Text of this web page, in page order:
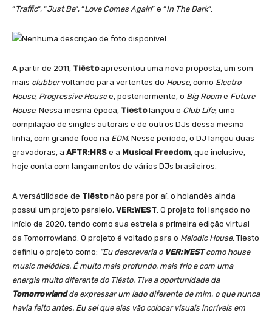
“Traffic“, “Just Be“, “Love Comes Again” e “In The Dark“.
A partir de 2011, Tiëstoapresentou uma nova proposta, um som
mais clubbervoltando para vertentes do House, como Electro
House, Progressive Housee, posteriormente, o Big Room e Future
House. Nessa mesma época, Tiestolançou o Club Life, uma
compilação de singles autorais e de outros DJs dessa mesma
linha, com grande foco na EDM. Nesse período, o DJ lançou duas
gravadoras, a AFTR:HRS e a Musical Freedom, que inclusive,
hoje conta com lançamentos de vários DJs brasileiros.
A versátilidade de Tiëstonão para por aí, o holandês ainda
possui um projeto paralelo, VER:WEST . O projeto foi lançado no
início de 2020, tendo como sua estreia a primeira edição virtual
da Tomorrowland. O projeto é voltado para o Melodic House. Tiesto
definiu o projeto como: “Eu descreveria o VER:WESTcomo house
music melódica. É muito mais profundo, mais frio e com uma
energia muito diferente do Tiësto. Tive a oportunidade da
Tomorrowlandde expressar um lado diferente de mim, o que nunca
havia feito antes. Eu sei que eles vão colocar visuais incríveis em